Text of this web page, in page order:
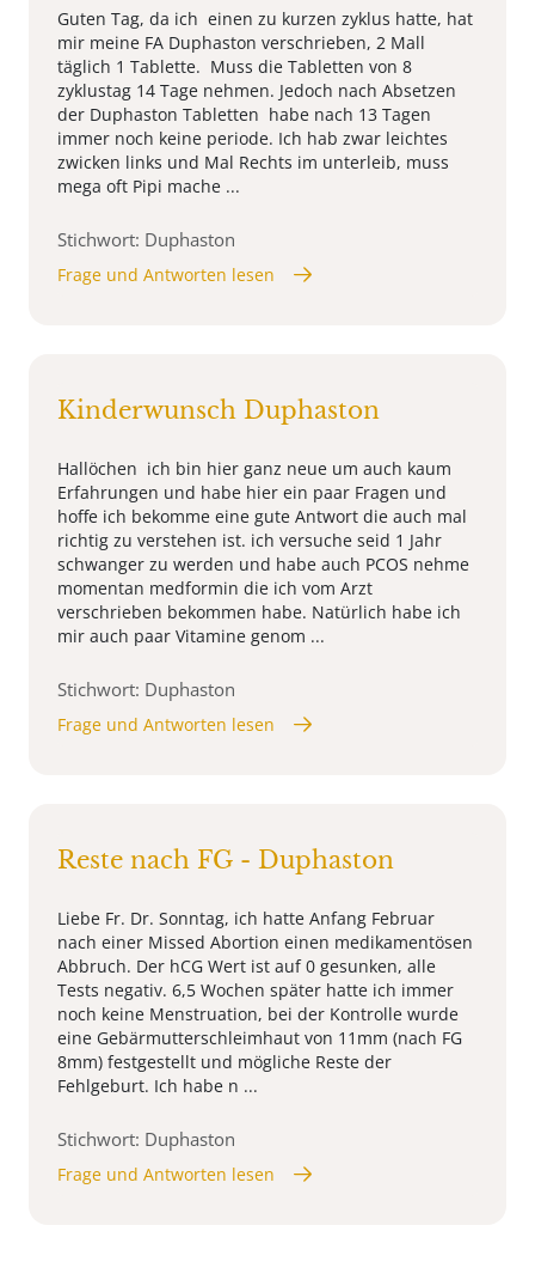
Guten Tag, da ich einen zu kurzen zyklus hatte, hat
mir meine FA Duphaston verschrieben, 2 Mall
täglich 1 Tablette. Muss die Tabletten von 8
zyklustag 14 Tage nehmen. Jedoch nach Absetzen
der Duphaston Tabletten habe nach 13 Tagen
immer noch keine periode. Ich hab zwar leichtes
zwicken links und Mal Rechts im unterleib, muss
mega oft Pipi mache ...
Stichwort: Duphaston
Frage und Antworten lesen
Kinderwunsch Duphaston
Hallöchen ich bin hier ganz neue um auch kaum
Erfahrungen und habe hier ein paar Fragen und
hoffe ich bekomme eine gute Antwort die auch mal
richtig zu verstehen ist. ich versuche seid 1 Jahr
schwanger zu werden und habe auch PCOS nehme
momentan medformin die ich vom Arzt
verschrieben bekommen habe. Natürlich habe ich
mir auch paar Vitamine genom ...
Stichwort: Duphaston
Frage und Antworten lesen
Reste nach FG - Duphaston
Liebe Fr. Dr. Sonntag, ich hatte Anfang Februar
nach einer Missed Abortion einen medikamentösen
Abbruch. Der hCG Wert ist auf 0 gesunken, alle
Tests negativ. 6,5 Wochen später hatte ich immer
noch keine Menstruation, bei der Kontrolle wurde
eine Gebärmutterschleimhaut von 11mm (nach FG
8mm) festgestellt und mögliche Reste der
Fehlgeburt. Ich habe n ...
Stichwort: Duphaston
Frage und Antworten lesen